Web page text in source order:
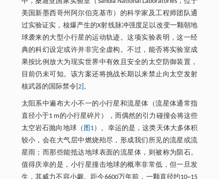
美国新墨西哥州阿尔伯克基市）的科学家及工程师团队通
过实验证实，核爆产生的X射线脉冲强度足以改变一颗朝地
球袭来的大型小行星的运动轨迹。这项实验表明，这一经
典的科幻设定或许并非完全虚构。不过，能否将实验室成
果按比例放大为现实世界中有效且安全的太空防御装置，
目前仍未可知。该方案还将挑战长期以来禁止向太空发射
核武器的国际禁令[ 2]。
太阳系中遍布大小不一的小行星和流星体（流星体通常指
直径小于1 m的小行星碎片），而偶然的引力碰撞会将这些
太空岩石抛向地球（ 图1）。幸运的是，这类天体大多体积
较小，会在大气层中燃烧殆尽，形成我们所见的流星或流
星雨；而那些能抵达地球表面的流星体，则被称为陨石。
值得庆幸的是，小行星撞击地球的概率非常低，但一旦发
生，其威力不容小觑。距今6600万年前，一颗直径约10~15